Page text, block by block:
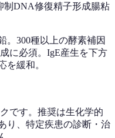
制 DNA修復精子形成腸粘
。300種以上の酵素補因
に必須。IgE産生を下方
を緩和。
です。推奨は生化学的
り、特定疾患の診断・治